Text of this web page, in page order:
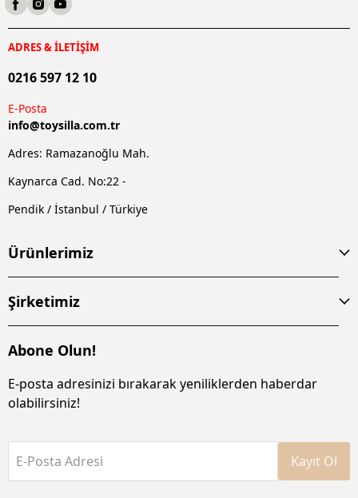
ADRES & İLETİŞİM
0216 597 12 10
E-Posta
info@toysilla.com.tr
Adres: Ramazanoğlu Mah.
Kaynarca Cad. No:22 -
Pendik / İstanbul / Türkiye
Ürünlerimiz
Şirketimiz
Abone Olun!
E-posta adresinizi bırakarak yeniliklerden haberdar
olabilirsiniz!
E-Posta Adresi Kayıt Ol